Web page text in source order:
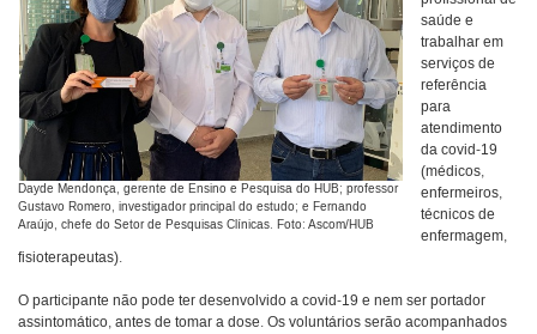
Dayde Mendonça, gerente de Ensino e Pesquisa do HUB; professor
Gustavo Romero, investigador principal do estudo; e Fernando
Araújo, chefe do Setor de Pesquisas Clínicas. Foto: Ascom/HUB
saúde e
trabalhar em
serviços de
referência
para
atendimento
da covid-19
(médicos,
enfermeiros,
técnicos de
enfermagem,
fisioterapeutas).
O participante não pode ter desenvolvido a covid-19 e nem ser portador
assintomático, antes de tomar a dose. Os voluntários serão acompanhados